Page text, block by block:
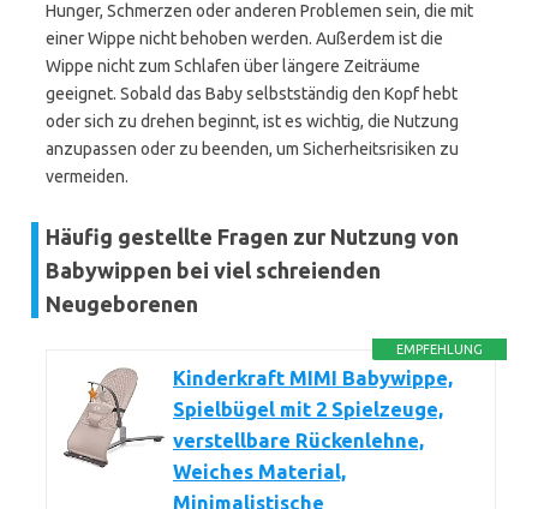
Hunger, Schmerzen oder anderen Problemen sein, die mit
einer Wippe nicht behoben werden. Außerdem ist die
Wippe nicht zum Schlafen über längere Zeiträume
geeignet. Sobald das Baby selbstständig den Kopf hebt
oder sich zu drehen beginnt, ist es wichtig, die Nutzung
anzupassen oder zu beenden, um Sicherheitsrisiken zu
vermeiden.
Häufig gestellte Fragen zur Nutzung von
Babywippen bei viel schreienden
Neugeborenen
EMPFEHLUNG
Kinderkraft MIMI Babywippe,
Spielbügel mit 2 Spielzeuge,
verstellbare Rückenlehne,
Weiches Material,
Minimalistische